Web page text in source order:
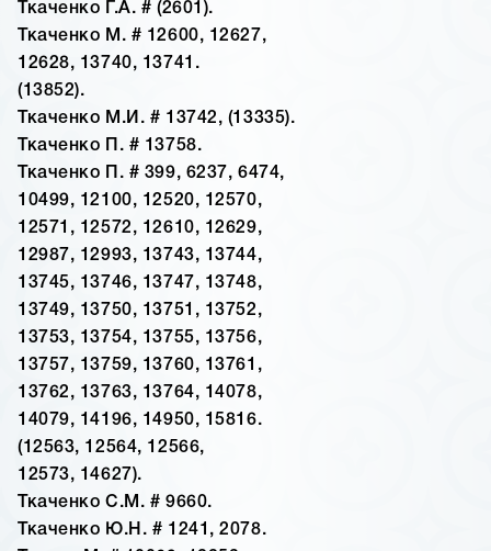
Ткаченко Г.А. # (2601).
Ткаченко М. # 12600, 12627,
12628, 13740, 13741.
(13852).
Ткаченко М.И. # 13742, (13335).
Ткаченко П. # 13758.
Ткаченко П. # 399, 6237, 6474,
10499, 12100, 12520, 12570,
12571, 12572, 12610, 12629,
12987, 12993, 13743, 13744,
13745, 13746, 13747, 13748,
13749, 13750, 13751, 13752,
13753, 13754, 13755, 13756,
13757, 13759, 13760, 13761,
13762, 13763, 13764, 14078,
14079, 14196, 14950, 15816.
(12563, 12564, 12566,
12573, 14627).
Ткаченко С.М. # 9660.
Ткаченко Ю.Н. # 1241, 2078.